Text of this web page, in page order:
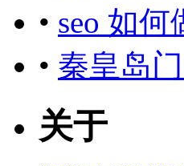
• seo 如
• 秦皇岛
关于